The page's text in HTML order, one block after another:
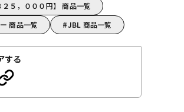
５，０００円】 商品一覧
商品一覧 JBL 商品一覧
する